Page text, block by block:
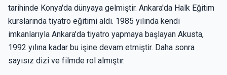
tarihinde Konya'da dünyaya gelmiştir. Ankara'da Halk Eğitim
kurslarında tiyatro eğitimi aldı. 1985 yılında kendi
imkanlarıyla Ankara'da tiyatro yapmaya başlayan Akusta,
1992 yılına kadar bu işine devam etmiştir. Daha sonra
sayısız dizi ve filmde rol almıştır.